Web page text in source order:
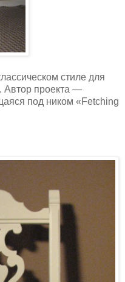
стиле для
Автор проекта —
под ником «Fetching